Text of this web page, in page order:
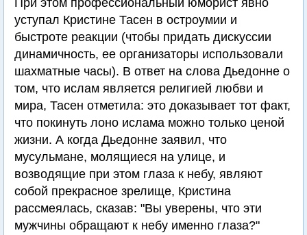
При этом профессиональный юморист явно
уступал Кристине Тасен в остроумии и
быстроте реакции (чтобы придать дискуссии
динамичность, ее организаторы использовали
шахматные часы). В ответ на слова Дьедонне о
том, что ислам является религией любви и
мира, Тасен отметила: это доказывает тот факт,
что покинуть лоно ислама можно только ценой
жизни. А когда Дьедонне заявил, что
мусульмане, молящиеся на улице, и
возводящие при этом глаза к небу, являют
собой прекрасное зрелище, Кристина
рассмеялась, сказав: "Вы уверены, что эти
мужчины обращают к небу именно глаза?"